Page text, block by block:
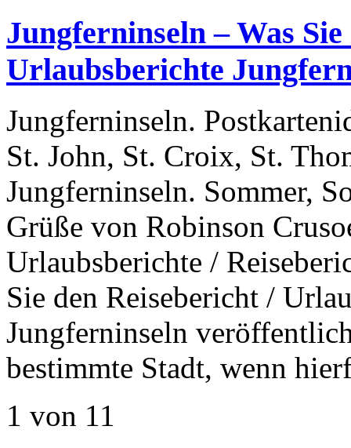
Jungferninseln – Was
Urlaubsberichte
Jungferninseln.
St. John, St. Croix, St.
Jungferninseln. Sommer,
Grüße von Robinson
Urlaubsberichte /
Sie den Reisebericht /
Jungferninseln
bestimmte Stadt, wenn
1 von 11